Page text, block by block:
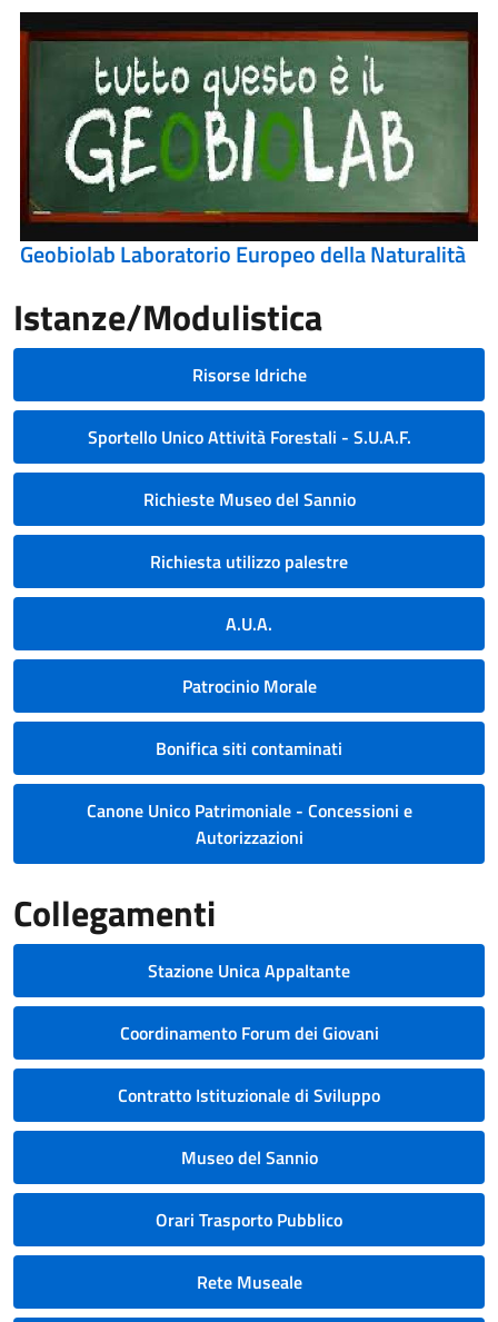
Geobiolab Laboratorio Europeo della Naturalità
Istanze/Modulistica
Risorse Idriche
Sportello Unico Attività Forestali - S.U.A.F.
Richieste Museo del Sannio
Richiesta utilizzo palestre
A.U.A.
Patrocinio Morale
Bonifica siti contaminati
Canone Unico Patrimoniale - Concessioni e
Autorizzazioni
Collegamenti
Stazione Unica Appaltante
Coordinamento Forum dei Giovani
Contratto Istituzionale di Sviluppo
Museo del Sannio
Orari Trasporto Pubblico
Rete Museale